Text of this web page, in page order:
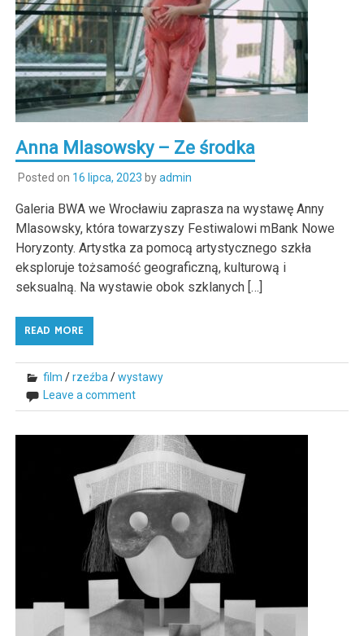
Anna Mlasowsky – Ze środka
Posted on 16 lipca, 2023 byadmin
Galeria BWA we Wrocławiu zaprasza na wystawę Anny
Mlasowsky, która towarzyszy Festiwalowi mBank Nowe
Horyzonty. Artystka za pomocą artystycznego szkła
eksploruje tożsamość geograficzną, kulturową i
seksualną. Na wystawie obok szklanych […]
READ MORE
film /rzeźba /wystawy
Leave a comment